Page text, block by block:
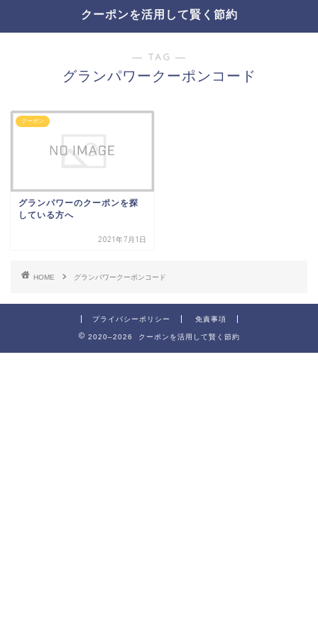
クーポンを活用して賢く節約
― TAG ―
グランパワークーポンコード
クーポン
グランパワーのクーポンを探
している方へ
2021年7月1日
HOME グランパワークーポンコード
プライバシーポリシー 免責事項
2020–2026 クーポンを活用して賢く節約